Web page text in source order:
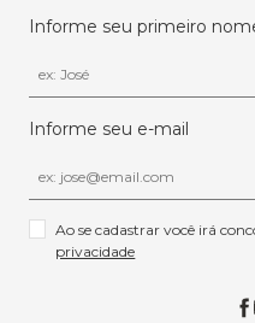
Informe seu primeiro
Informe seu e-mail
Ao se cadastrar você irá
privacidade